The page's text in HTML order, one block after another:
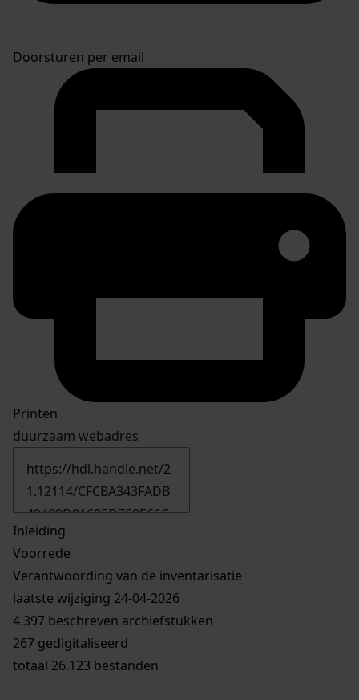
Doorsturen per email
Printen
duurzaam webadres
Inleiding
Voorrede
Verantwoording van de inventarisatie
laatste wijziging 24-04-2026
4.397 beschreven archiefstukken
267 gedigitaliseerd
totaal 26.123 bestanden